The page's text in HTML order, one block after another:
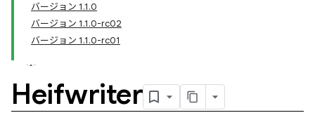
バージョン 1.1.0
バージョン 1.1.0-rc02
バージョン 1.1.0-rc01
Heifwriter